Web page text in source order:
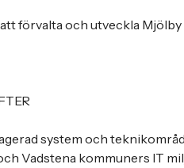
förvalta och utveckla
system och
Vadstena kommuners IT